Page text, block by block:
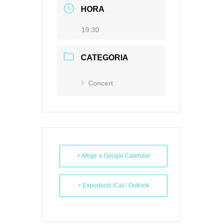
HORA
19:30
CATEGORIA
Concert
+ Afegir a Google Calendar
+ Exportació iCal / Outlook